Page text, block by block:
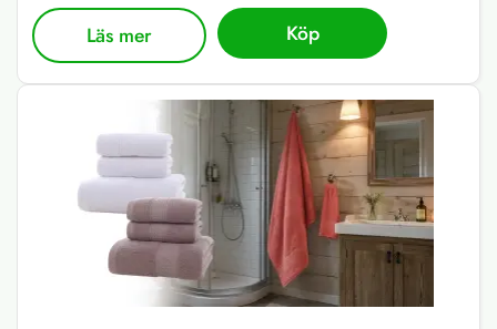
Läs mer Köp